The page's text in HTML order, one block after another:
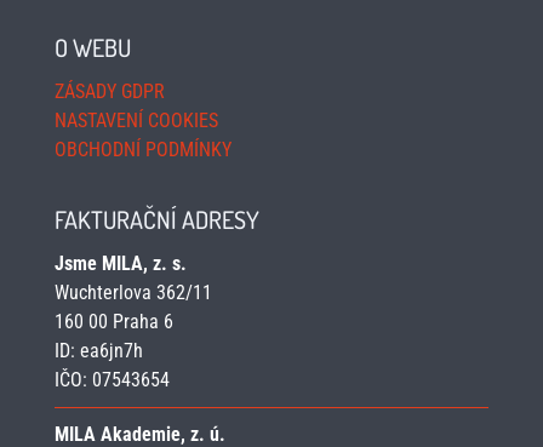
O WEBU
ZÁSADY GDPR
NASTAVENÍ COOKIES
OBCHODNÍ PODMÍNKY
FAKTURAČNÍ ADRESY
Jsme MILA, z. s.
Wuchterlova 362/11
160 00 Praha 6
ID: ea6jn7h
IČO: 07543654
MILA Akademie, z. ú.